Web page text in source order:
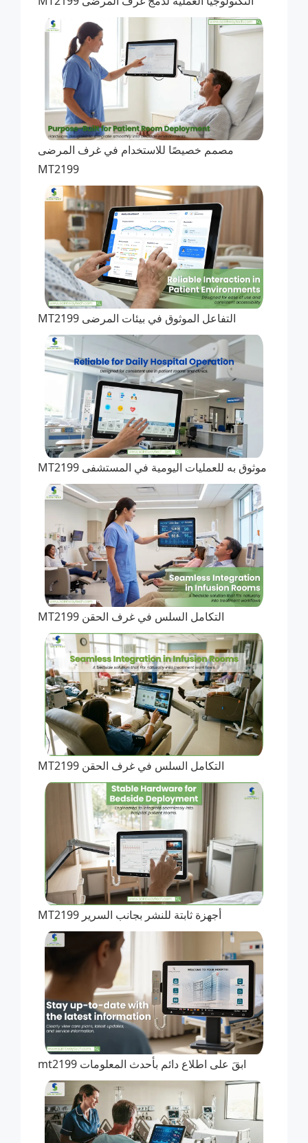
مصمم خصيصًا للاستخدام في غرف المرضى
MT2199
التفاعل الموثوق في بيئات المرضى MT2199
موثوق به للعمليات اليومية في المستشفى MT2199
التكامل السلس في غرف الحقن MT2199
التكامل السلس في غرف الحقن MT2199
أجهزة ثابتة للنشر بجانب السرير MT2199
ابقَ على اطلاع دائم بأحدث المعلومات mt2199